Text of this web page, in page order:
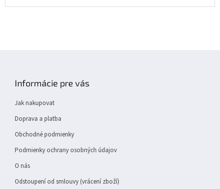
Informácie pre vás
Jak nakupovat
Doprava a platba
Obchodné podmienky
Podmienky ochrany osobných údajov
O nás
Odstoupení od smlouvy (vrácení zboží)